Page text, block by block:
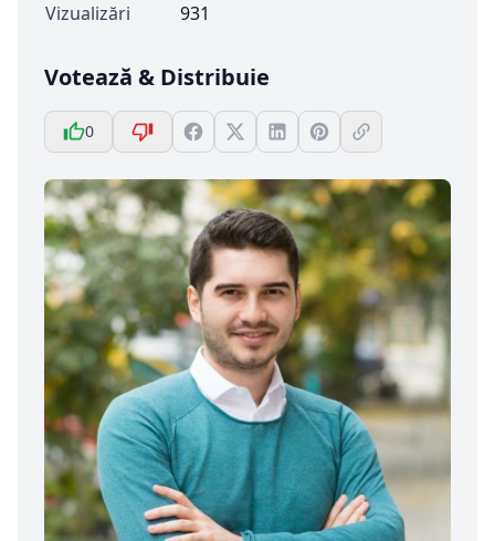
Vizualizări
931
Votează & Distribuie
0